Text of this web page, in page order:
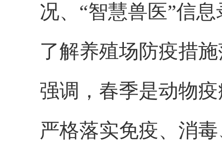
况、“智慧兽医”信
了解养殖场防疫措
强调，春季是动物
严格落实免疫、消